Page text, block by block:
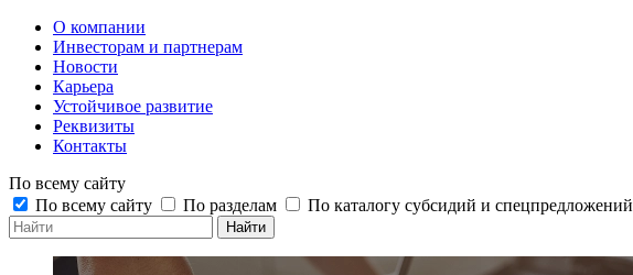
О компании
Инвесторам и партнерам
Новости
Карьера
Устойчивое развитие
Реквизиты
Контакты
По всему сайту
По всему сайту
По разделам По каталогу субсидий и спецпредложений
Найти